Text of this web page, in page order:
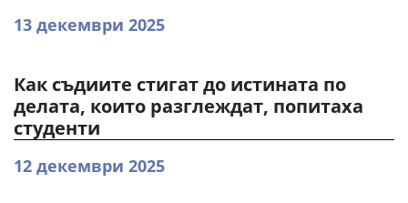
13 декември 2025
Как съдиите стигат до истината по
делата, които разглеждат, попитаха
студенти
12 декември 2025